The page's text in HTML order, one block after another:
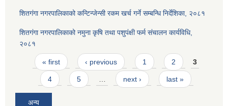
शितगंगा नगरपालिकाको कन्टिन्जेन्सी रकम खर्च गर्ने सम्बन्धि निर्देशिका, २०८१
शितगंगा नगरपालिकाको नमुना कृषि तथा पशुपंक्षी फर्म संचालन कार्यविधि,
२०८१
Pages
« first ‹ previous 1 2 3
4 5 next › last »
अन्य